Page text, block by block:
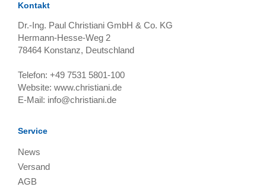
Kontakt
Dr.-Ing. Paul Christiani GmbH & Co. KG
Hermann-Hesse-Weg 2
78464 Konstanz, Deutschland
Telefon: +49 7531 5801-100
Website: www.christiani.de
E-Mail: info@christiani.de
Service
News
Versand
AGB